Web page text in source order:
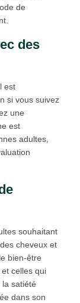
de
des
est
si vous suivez
une
est
adultes,
souhaitant
cheveux et
bien-être
celles qui
satiété
dans son